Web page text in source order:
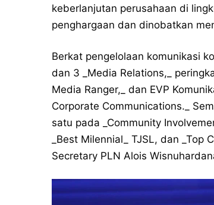
keberlanjutan perusahaan di
penghargaan dan dinobatkan
Berkat pengelolaan komunikasi
dan 3 _Media Relations,_
Media Ranger,_ dan EVP
Corporate Communications._
satu pada _Community
_Best Milennial_ TJSL, dan
Secretary PLN Alois